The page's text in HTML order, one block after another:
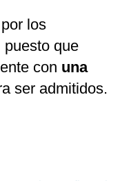
los
puesto que
con una
ser admitidos.